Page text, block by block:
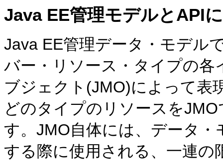
Java EE管理モデルとAPI
Java EE管理データ・モデル
バー・リソース・タイプの各
ブジェクト(JMO)によって表
どのタイプのリソースを
す。JMO自体には、データ
する際に使用される、一連